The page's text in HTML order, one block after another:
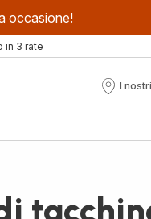
occasione!
in 3 rate
I
I